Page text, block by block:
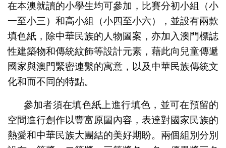
在本澳就讀的小學生均可參加，比賽分初小組（小
一至小三）和高小組（小四至小六），並設有兩款
填色紙，除中華民族的人物圖案，亦加入澳門標誌
性建築物和傳統紋飾等設計元素，藉此向兒童傳遞
國家與澳門緊密連繫的寓意，以及中華民族傳統文
化和而不同的特點。
參加者須在填色紙上進行填色，並可在預留的
空間進行創作以豐富原圖內容，表達對國家民族的
熱愛和中華民族大團結的美好期盼。兩個組別分別